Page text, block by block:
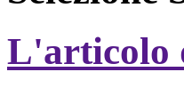
L'articolo